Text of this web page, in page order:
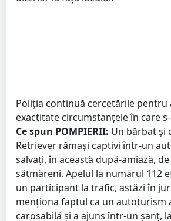
Poliția continuă cercetările pentru
exactitate circumstanțele în care
Ce spun POMPIERII: Un bărbat și
Retriever rămași captivi într-un
salvați, în această după-amiază,
sătmăreni. Apelul la numărul 112
un participant la trafic, astăzi în
menționa faptul ca un autoturism
carosabilă și a ajuns într-un șanț,